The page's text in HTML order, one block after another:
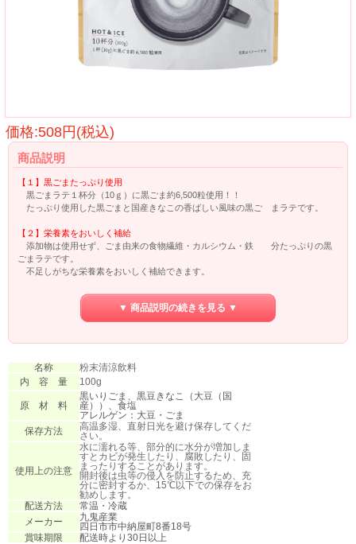
価格:508円(税込)
商品説明
【１】黒ごまたっぷり使用
黒ごまラテ１杯分（10ｇ）に黒ごま約6,500粒使用！！
たっぷり使用した黒ごまと国産きなこの香ばしい風味の黒ご まラテです。
【２】栄養素をおいしく補給
添加物は使用せず、ごま由来の食物繊維・カルシウム・鉄 分たっぷりの黒
ごまラテです。
不足しがちな栄養素をおいしく補給できます。
【３】安全・安心
原材料は、黒ごま・きなこ・塩の3種類のみを使用。
人工甘味料・香料・着色料・保存料等はしておりません。
▼ 商品説明の続きを見る ▼
名称
粉末清涼飲料
内 容 量
100g
原 材 料
黒いりごま、黒豆きなこ（大豆（国
産））、食塩
アレルゲン：大豆・ごま
保存方法
高温多湿、直射日光を避け保存してくだ
さい。
使用上の注意
水に濡れる等、部分的に水分が増加しま
すとカビが発生したり、腐敗したり、固
まったりすることがあります。
開封後は虫等の侵入を防止するため、充
分に密封するか、15℃以下での保存をお
勧めします。
配送方法
常温・冷蔵
メーカー
九鬼産業
四日市市中納屋町8番18号
賞味期限
配送時より30日以上